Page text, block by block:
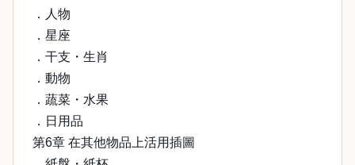
．人物
．星座
．干支・生肖
．動物
．蔬菜・水果
．日用品
第6章 在其他物品上活用插圖